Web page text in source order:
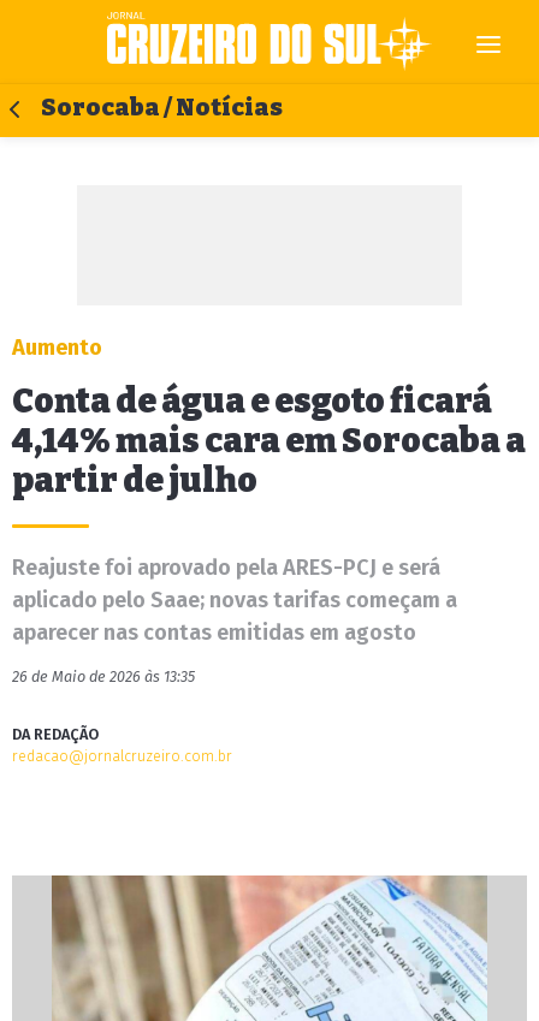
Sorocaba / Notícias
Aumento
Conta de água e esgoto ficará
4,14% mais cara em Sorocaba a
partir de julho
Reajuste foi aprovado pela ARES-PCJ e será
aplicado pelo Saae; novas tarifas começam a
aparecer nas contas emitidas em agosto
26 de Maio de 2026 às 13:35
DA REDAÇÃO
redacao@jornalcruzeiro.com.br